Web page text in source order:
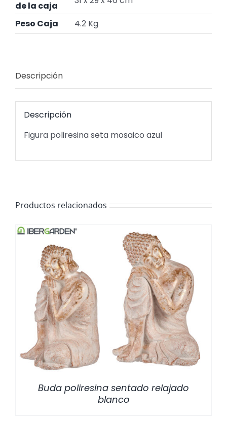
de la caja
Peso Caja
4.2 Kg
Descripción
Descripción
Figura poliresina seta mosaico azul
Productos relacionados
DETALLES
Buda poliresina sentado relajado
blanco